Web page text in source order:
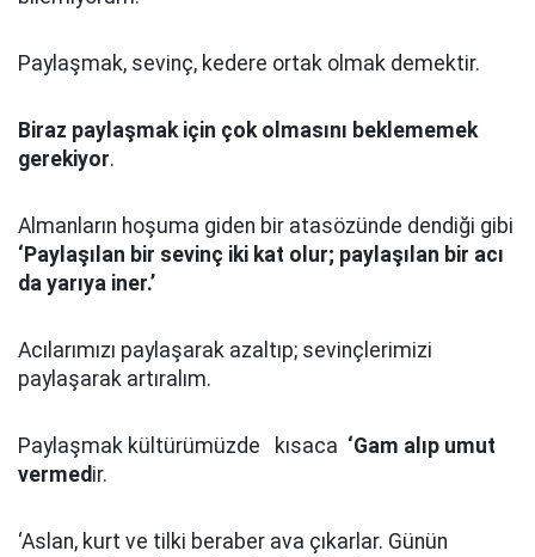
Paylaşmak, sevinç, kedere ortak olmak demektir.
Biraz paylaşmak için çok olmasını beklememek
gerekiyor.
Almanların hoşuma giden bir atasözünde dendiği gibi
‘Paylaşılan bir sevinç iki kat olur; paylaşılan bir acı
da yarıya iner.’
Acılarımızı paylaşarak azaltıp; sevinçlerimizi
paylaşarak artıralım.
Paylaşmak kültürümüzde kısaca ‘Gam alıp umut
vermedir.
‘Aslan, kurt ve tilki beraber ava çıkarlar. Günün